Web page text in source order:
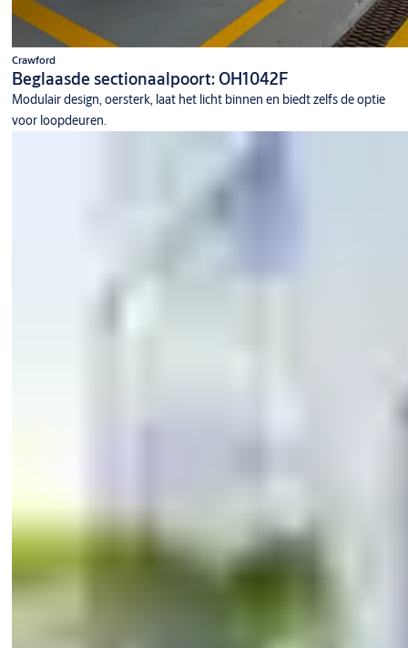
Crawford
Beglaasde sectionaalpoort: OH1042F
Modulair design, oersterk, laat het licht binnen en biedt zelfs de optie
voor loopdeuren.